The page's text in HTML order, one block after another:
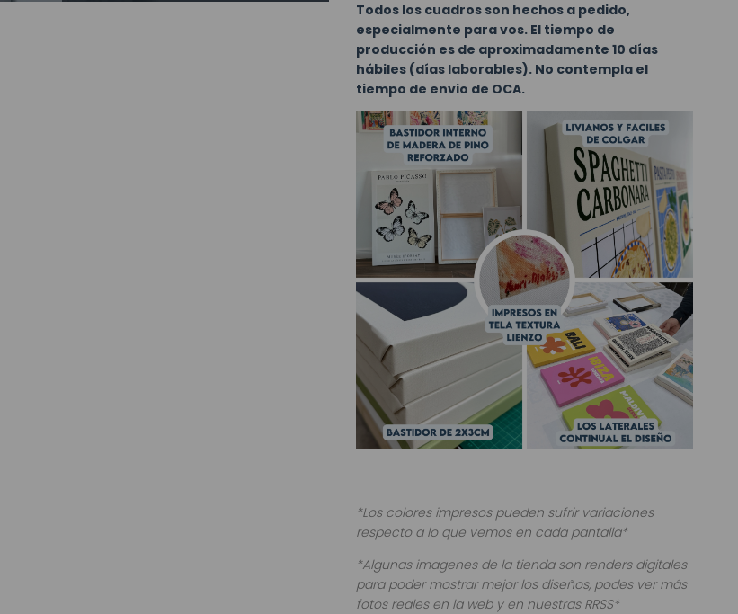
Todos los cuadros son hechos a pedido,
especialmente para vos. El tiempo de
producción es de aproximadamente 10 días
hábiles (días laborables). No contempla el
tiempo de envio de OCA.
*Los colores impresos pueden sufrir variaciones
respecto a lo que vemos en cada pantalla*
*Algunas imagenes de la tienda son renders digitales
para poder mostrar mejor los diseños, podes ver más
fotos reales en la web y en nuestras RRSS*